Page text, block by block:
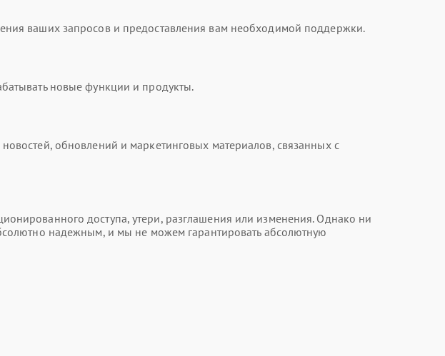
ваших запросов и предоставления вам необходимой поддержки.
новые функции и продукты.
обновлений и маркетинговых материалов, связанных с
доступа, утери, разглашения или изменения. Однако ни
надежным, и мы не можем гарантировать абсолютную